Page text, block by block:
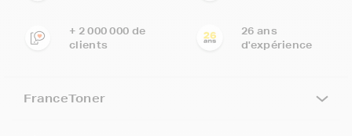
+ 2 000 000 de
clients
26 ans
d'expérience
FranceToner